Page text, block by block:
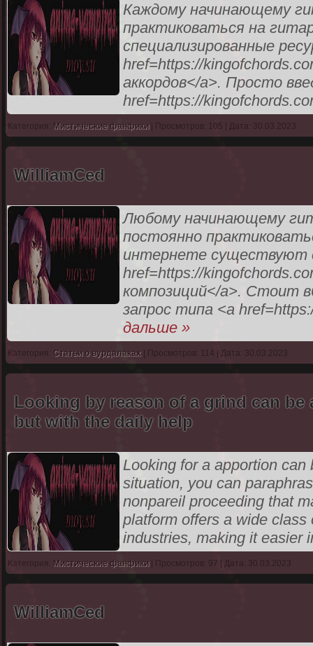
Каждому начинающему
практиковаться на
специализированные
href=https://
аккордов</a>. Просто
href=https://
Категория: Мистические фанфики| Просмотров: 105 | Дата: 30.03.2023
WilliamCed
Любому начинающему
постоянно
интернете существуют
href=https://
композиций</a>. Стоит
запрос типа <a
дальше »
Категория: Статьи о вурдалаках | Просмотров: 114 | Дата: 30.03.2023
Looking by reason of a grind can
but with the daily help
Looking for a apportion
situation, you can
nonpareil proceeding that
platform offers a wide
industries, making it easier
Категория: Мистические фанфики| Просмотров: 97 | Дата: 30.03.2023
WilliamCed